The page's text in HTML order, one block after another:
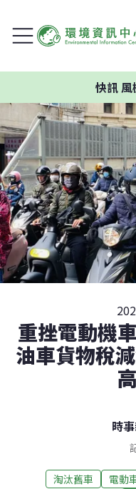
快訊風機
重挫電動機
油車貨物稅
時
淘汰舊車 電動